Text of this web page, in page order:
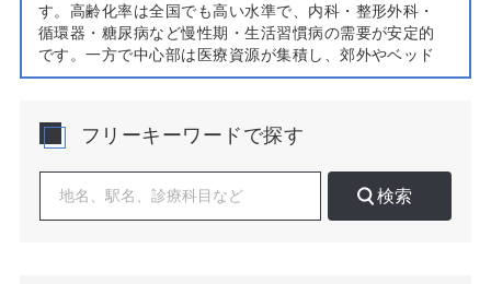
す。高齢化率は全国でも高い水準で、内科・整形外科・
循環器・糖尿病など慢性期・生活習慣病の需要が安定的
です。一方で中心部は医療資源が集積し、郊外やベッド
タウンでは日常診療の受療先が分散する傾向があり、商
す。長崎市は路面電車とバス網、佐世保市は車移動主体
での広域受診、諫早・大村は住宅開発と雇用集積に伴う
具体的な検討では、日中人口と居住人口の差、坂道・高
フリーキーワードで探す
検索